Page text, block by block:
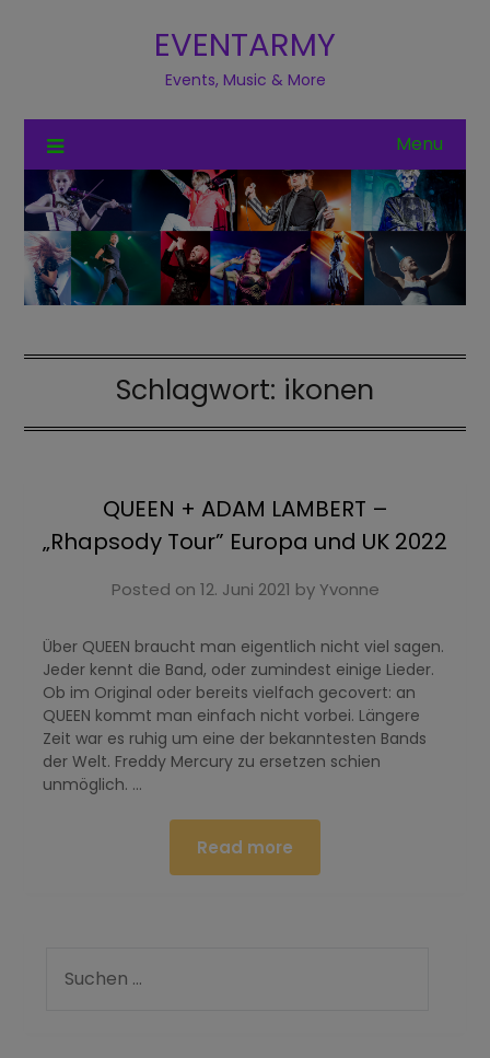
EVENTARMY
Events, Music & More
Menu
Schlagwort: ikonen
QUEEN + ADAM LAMBERT –
„Rhapsody Tour” Europa und UK 2022
Posted on 12. Juni 2021 byYvonne
Über QUEEN braucht man eigentlich nicht viel sagen.
Jeder kennt die Band, oder zumindest einige Lieder.
Ob im Original oder bereits vielfach gecovert: an
QUEEN kommt man einfach nicht vorbei. Längere
Zeit war es ruhig um eine der bekanntesten Bands
der Welt. Freddy Mercury zu ersetzen schien
unmöglich. …
Read more